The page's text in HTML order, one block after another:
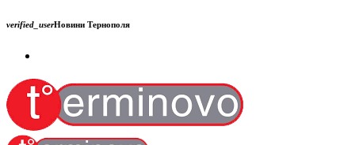
verified_userНовини Тернополя